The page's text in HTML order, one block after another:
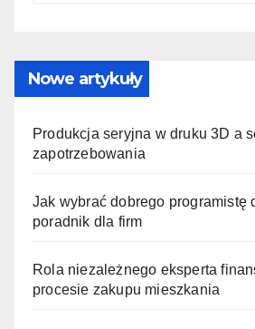
Nowe artykuły
Produkcja seryjna w druku 3D a
zapotrzebowania
Jak wybrać dobrego programistę
poradnik dla firm
Rola niezależnego eksperta
procesie zakupu mieszkania